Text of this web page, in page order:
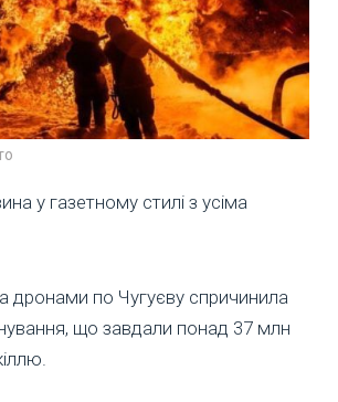
у газетному стилі з усіма
дронами по Чугуєву спричинила
що завдали понад 37 млн